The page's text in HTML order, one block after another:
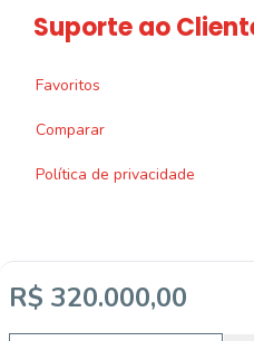
R$ 320.000,00
Suporte ao
Favoritos
Comparar
Política de privacidade
Imobiliária